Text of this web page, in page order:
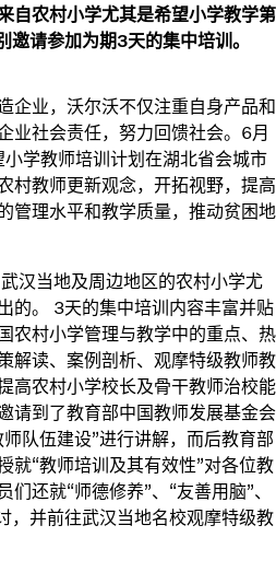
自农村小学尤其是希望小学教学第
请参加为期3天的集中培训。
企业，沃尔沃不仅注重自身产品和
业社会责任，努力回馈社会。6月
学教师培训计划在湖北省会城市
村教师更新观念，开拓视野，提高
管理水平和教学质量，推动贫困地
汉当地及周边地区的农村小学尤
的。 3天的集中培训内容丰富并贴
农村小学管理与教学中的重点、热
解读、案例剖析、观摩特级教师教
高农村小学校长及骨干教师治校能
请到了教育部中国教师发展基金会
队伍建设”进行讲解，而后教育部
就“教师培训及其有效性”对各位教
还就“师德修养”、“友善用脑”、
，并前往武汉当地名校观摩特级教